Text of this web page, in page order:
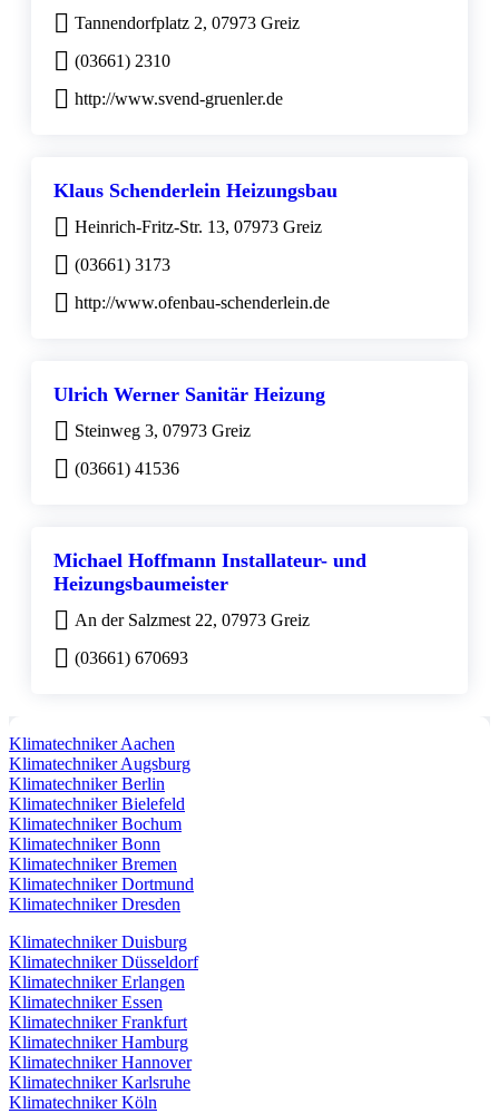
Tannendorfplatz 2, 07973 Greiz
(03661) 2310
http://www.svend-gruenler.de
Klaus Schenderlein Heizungsbau
Heinrich-Fritz-Str. 13, 07973 Greiz
(03661) 3173
http://www.ofenbau-schenderlein.de
Ulrich Werner Sanitär Heizung
Steinweg 3, 07973 Greiz
(03661) 41536
Michael Hoffmann Installateur- und
Heizungsbaumeister
An der Salzmest 22, 07973 Greiz
(03661) 670693
Klimatechniker Aachen
Klimatechniker Augsburg
Klimatechniker Berlin
Klimatechniker Bielefeld
Klimatechniker Bochum
Klimatechniker Bonn
Klimatechniker Bremen
Klimatechniker Dortmund
Klimatechniker Dresden
Klimatechniker Duisburg
Klimatechniker Düsseldorf
Klimatechniker Erlangen
Klimatechniker Essen
Klimatechniker Frankfurt
Klimatechniker Hamburg
Klimatechniker Hannover
Klimatechniker Karlsruhe
Klimatechniker Köln